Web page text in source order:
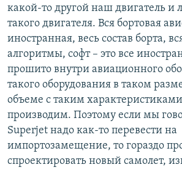
какой-то другой наш двигатель и
такого двигателя. Вся бортовая
иностранная, весь состав борта,
алгоритмы, софт – это все
прошито внутри авиационного
такого оборудования в таком
объеме с таким
производим. Поэтому если мы
Superjet надо как-то перевести на
импортозамещение, то гораздо
спроектировать новый самолет,